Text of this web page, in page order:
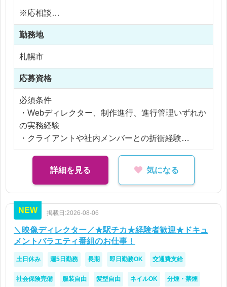
※経験・スキルに応じて、担当範囲や裁量を調整し
ます。
※応相談
※ご経験により優遇
※交通費支給
※残業代全額支給
勤務地
札幌市
応募資格
必須条件
・Webディレクター、制作進行、進行管理いずれか
の実務経験
・クライアントや社内メンバーとの折衝経験
歓迎条件
・HTML／CSS、CMS更新の基礎知識
・大規模Webサービスの運用・改善経験
詳細を見る 気になる
NEW 掲載日:2026-08-06
＼映像ディレクター／★駅チカ★経験者歓迎★ドキュ
メントバラエティ番組のお仕事！
土日休み 週5日勤務 長期 即日勤務OK 交通費支給
社会保険完備 服装自由 髪型自由 ネイルOK 分煙・禁煙